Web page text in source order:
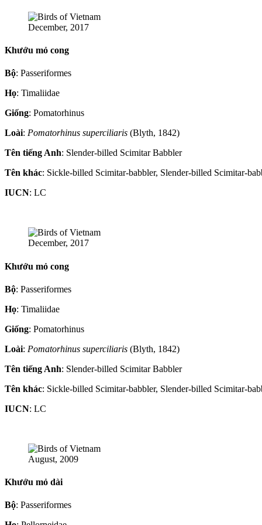
December, 2017
Khướu mỏ cong
Bộ: Passeriformes
Họ: Timaliidae
Giống: Pomatorhinus
Loài: Pomatorhinus superciliaris (Blyth, 1842)
Tên tiếng Anh: Slender-billed Scimitar Babbler
Tên khác: Sickle-billed Scimitar-babbler, Slender-billed Scimitar-
IUCN: LC
December, 2017
Khướu mỏ cong
Bộ: Passeriformes
Họ: Timaliidae
Giống: Pomatorhinus
Loài: Pomatorhinus superciliaris (Blyth, 1842)
Tên tiếng Anh: Slender-billed Scimitar Babbler
Tên khác: Sickle-billed Scimitar-babbler, Slender-billed Scimitar-
IUCN: LC
August, 2009
Khướu mỏ dài
Bộ: Passeriformes